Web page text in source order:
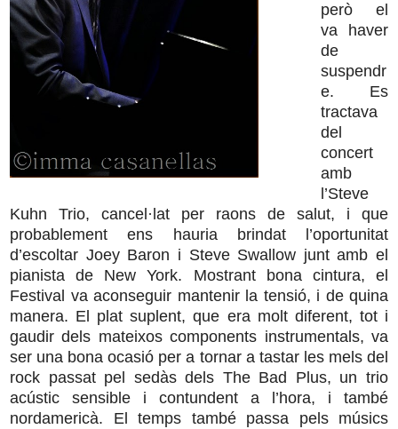
però el
va haver
de
suspendr
e. Es
tractava
del
concert
amb
l’Steve
Kuhn Trio, cancel·lat per raons de salut, i que
probablement ens hauria brindat l’oportunitat
d’escoltar Joey Baron i Steve Swallow junt amb el
pianista de New York. Mostrant bona cintura, el
Festival va aconseguir mantenir la tensió, i de quina
manera. El plat suplent, que era molt diferent, tot i
gaudir dels mateixos components instrumentals, va
ser una bona ocasió per a tornar a tastar les mels del
rock passat pel sedàs dels The Bad Plus, un trio
acústic sensible i contundent a l’hora, i també
nordamericà. El temps també passa pels músics